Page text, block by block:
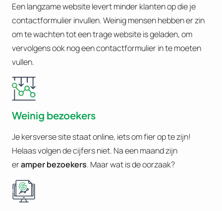
Een langzame website levert minder klanten op die je
contactformulier invullen. Weinig mensen hebben er zin
om te wachten tot een trage website is geladen, om
vervolgens ook nog een contactformulier in te moeten
vullen.
Weinig bezoekers
Je kersverse site staat online, iets om fier op te zijn!
Helaas volgen de cijfers niet. Na een maand zijn
eramper bezoekers. Maar wat is de oorzaak?